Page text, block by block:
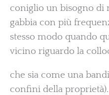
coniglio un bisogno di
gabbia con più
stesso modo quando
vicino riguardo la
che sia come una
confini della proprietà).